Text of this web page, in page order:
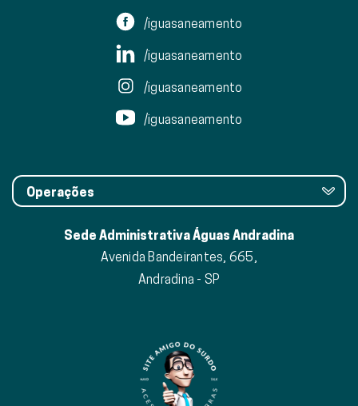
/iguasaneamento
/iguasaneamento
/iguasaneamento
/iguasaneamento
Operações
Sede Administrativa Águas Andradina
Avenida Bandeirantes, 665,
Andradina - SP